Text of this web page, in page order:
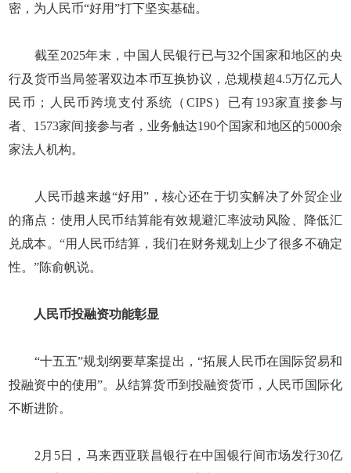
密，为人民币“好用”打下坚实基础。
截至2025年末，中国人民银行已与32个国家和地区的央
行及货币当局签署双边本币互换协议，总规模超4.5万亿元人
民币；人民币跨境支付系统（CIPS）已有193家直接参与
者、1573家间接参与者，业务触达190个国家和地区的5000余
家法人机构。
人民币越来越“好用”，核心还在于切实解决了外贸企业
的痛点：使用人民币结算能有效规避汇率波动风险、降低汇
兑成本。“用人民币结算，我们在财务规划上少了很多不确定
性。”陈俞帆说。
人民币投融资功能彰显
“十五五”规划纲要草案提出，“拓展人民币在国际贸易和
投融资中的使用”。从结算货币到投融资货币，人民币国际化
不断进阶。
2月5日，马来西亚联昌银行在中国银行间市场发行30亿